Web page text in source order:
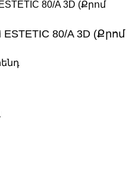
80/A 3D (Քրոմ